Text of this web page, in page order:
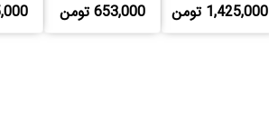
1,425,000 تومن 653,000 تومن